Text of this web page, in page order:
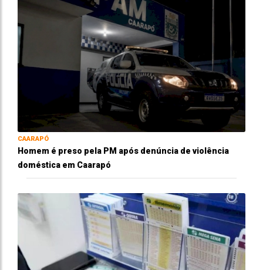
CAARAPÓ
Homem é preso pela PM após denúncia de violência
doméstica em Caarapó